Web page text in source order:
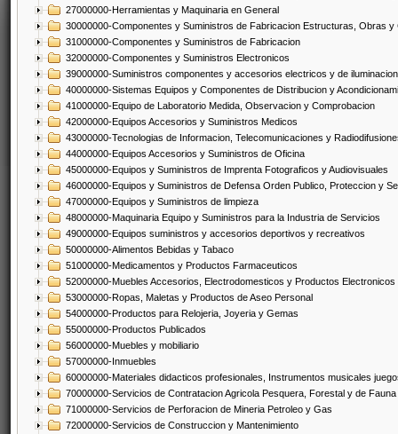
27000000-Herramientas y Maquinaria en General
30000000-Componentes y Suministros de Fabricacion Estructuras, Obras
31000000-Componentes y Suministros de Fabricacion
32000000-Componentes y Suministros Electronicos
39000000-Suministros componentes y accesorios electricos y de iluminacion
40000000-Sistemas Equipos y Componentes de Distribucion y
41000000-Equipo de Laboratorio Medida, Observacion y Comprobacion
42000000-Equipos Accesorios y Suministros Medicos
43000000-Tecnologias de Informacion, Telecomunicaciones y
44000000-Equipos Accesorios y Suministros de Oficina
45000000-Equipos y Suministros de Imprenta Fotograficos y Audiovisuales
46000000-Equipos y Suministros de Defensa Orden Publico, Proteccion y
47000000-Equipos y Suministros de limpieza
48000000-Maquinaria Equipo y Suministros para la Industria de Servicios
49000000-Equipos suministros y accesorios deportivos y recreativos
50000000-Alimentos Bebidas y Tabaco
51000000-Medicamentos y Productos Farmaceuticos
52000000-Muebles Accesorios, Electrodomesticos y Productos Electronicos
53000000-Ropas, Maletas y Productos de Aseo Personal
54000000-Productos para Relojeria, Joyeria y Gemas
55000000-Productos Publicados
56000000-Muebles y mobiliario
57000000-Inmuebles
60000000-Materiales didacticos profesionales, Instrumentos musicales
70000000-Servicios de Contratacion Agricola Pesquera, Forestal y de Fauna
71000000-Servicios de Perforacion de Mineria Petroleo y Gas
72000000-Servicios de Construccion y Mantenimiento